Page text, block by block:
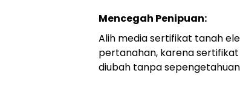
Mencegah Penipuan:
Alih media sertifikat tanah
pertanahan, karena
diubah tanpa